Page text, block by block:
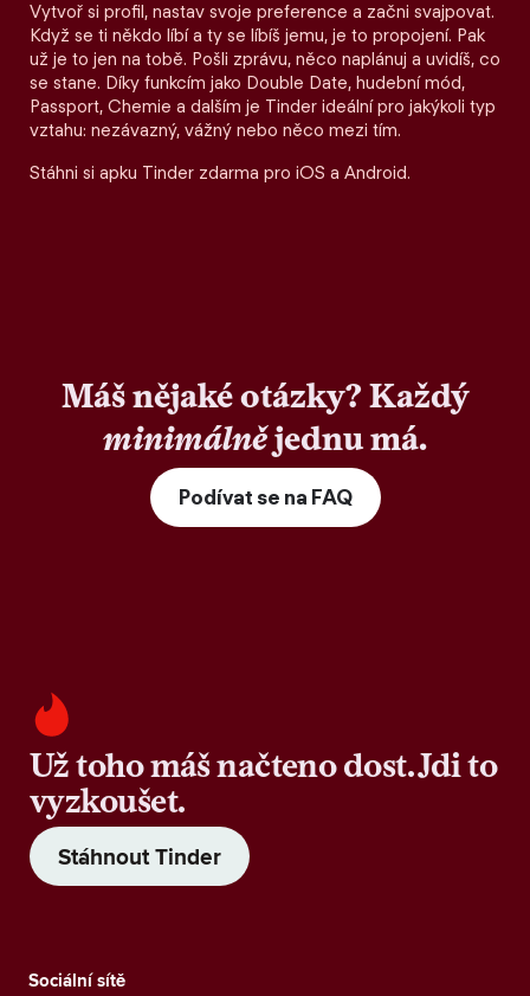
Vytvoř si profil, nastav svoje preference a začni svajpovat.
Když se ti někdo líbí a ty se líbíš jemu, je to propojení. Pak
už je to jen na tobě. Pošli zprávu, něco naplánuj a uvidíš, co
se stane. Díky funkcím jako Double Date, hudební mód,
Passport, Chemie a dalším je Tinder ideální pro jakýkoli typ
vztahu: nezávazný, vážný nebo něco mezi tím.
Stáhni si apku Tinder zdarma pro iOS a Android.
Máš nějaké otázky? Každý
minimálnějednu má.
Podívat se na FAQ
Už toho máš načteno dost. Jdi to
vyzkoušet.
Stáhnout Tinder
Sociální sítě